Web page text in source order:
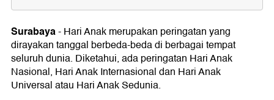
Hari Anak Nasional Tanggal 23 Juli
Sejarah Hari Anak Nasional
Hari Anak Internasional Tanggal 1 Juni
Sejarah Hari Anak Internasional
Hari Anak Universal Tanggal 20 November
Surabaya-Hari Anak merupakan peringatan yang
dirayakan tanggal berbeda-beda di berbagai tempat
seluruh dunia. Diketahui, ada peringatan Hari Anak
Nasional, Hari Anak Internasional dan Hari Anak
Universal atau Hari Anak Sedunia.